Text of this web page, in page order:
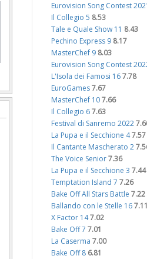
Eurovision Song Contest
Il Collegio 5 8.53
Tale e Quale Show 11 8.43
Pechino Express 9 8.17
MasterChef 9 8.03
Eurovision Song Contest
L'Isola dei Famosi 16 7.78
EuroGames 7.67
MasterChef 10 7.66
Il Collegio 6 7.63
Festival di Sanremo 2022
La Pupa e il Secchione 47.57
Il Cantante Mascherato 2
The Voice Senior 7.36
La Pupa e il Secchione 3 7.44
Temptation Island 7 7.26
Bake Off All Stars Battle 7.22
Ballando con le Stelle 16 7.11
X Factor 147.02
Bake Off 7 7.01
La Caserma 7.00
Bake Off 8 6.81